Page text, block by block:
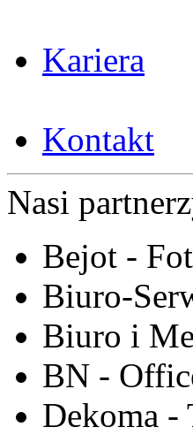
Kariera
Kontakt
Nasi
Bejot -
Biuro-
Biuro i
BN -
Dekoma -